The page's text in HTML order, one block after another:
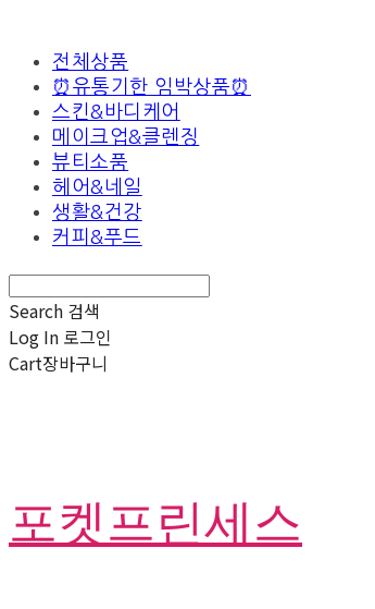
전체상품
⏰유통기한 임박상품⏰
스킨&바디케어
메이크업&클렌징
뷰티소품
헤어&네일
생활&건강
커피&푸드
Search 검색
Log In 로그인
Cart장바구니
포켓프린세스